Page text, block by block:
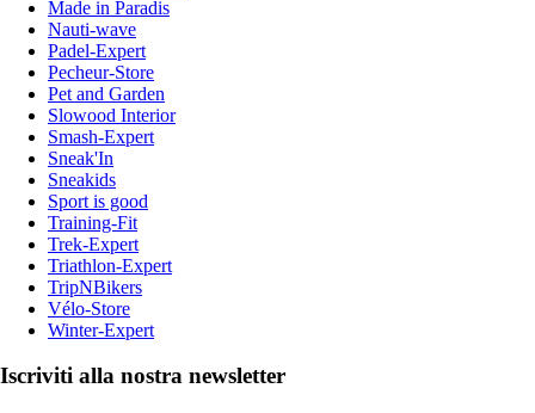
Made in Paradis
Nauti-wave
Padel-Expert
Pecheur-Store
Pet and Garden
Slowood Interior
Smash-Expert
Sneak'In
Sneakids
Sport is good
Training-Fit
Trek-Expert
Triathlon-Expert
TripNBikers
Vélo-Store
Winter-Expert
Iscriviti alla nostra newsletter